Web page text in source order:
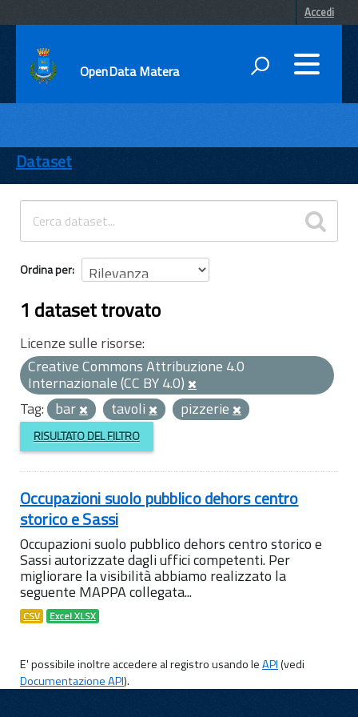
Accedi
OpenData Matera
ENTI
TEMI
INFORMAZIONI
Dataset
Ordina per
1 dataset trovato
Licenze sulle risorse:
Creative Commons Attribuzione 4.0
Internazionale (CC BY 4.0)
Tag: bar tavoli pizzerie
RISULTATO DEL FILTRO
Occupazioni suolo pubblico dehors centro
storico e Sassi
Occupazioni suolo pubblico dehors centro storico e
Sassi autorizzate dagli uffici competenti. Per
migliorare la visibilità abbiamo realizzato la
seguente MAPPA collegata...
CSV Excel XLSX
E' possibile inoltre accedere al registro usando leAPI(vedi
Documentazione API).